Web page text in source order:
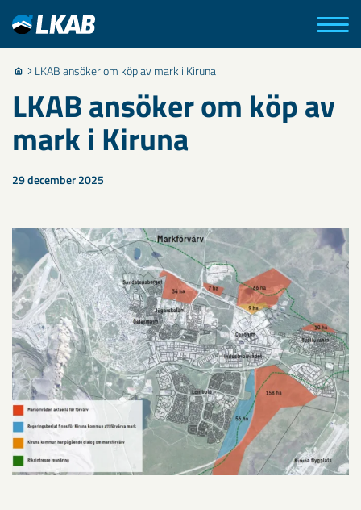
LKAB ansöker om köp av mark i Kiruna
LKAB ansöker om köp av
mark i Kiruna
29 december 2025